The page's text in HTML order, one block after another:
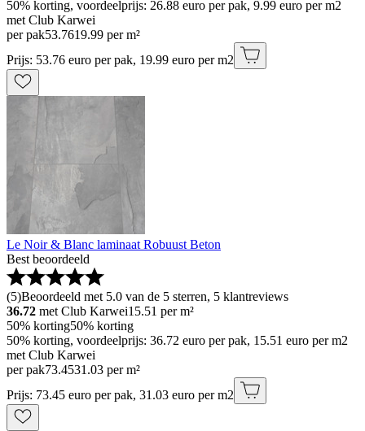
50% korting, voordeelprijs: 26.88 euro per pak, 9.99 euro per m2
met Club Karwei
per pak53.7619.99 per m²
Prijs: 53.76 euro per pak, 19.99 euro per m2
Le Noir & Blanc laminaat Robuust Beton
Best beoordeeld
(5)Beoordeeld met 5.0 van de 5 sterren, 5 klantreviews
36.72 met Club Karwei15.51 per m²
50% korting50% korting
50% korting, voordeelprijs: 36.72 euro per pak, 15.51 euro per m2
met Club Karwei
per pak73.4531.03 per m²
Prijs: 73.45 euro per pak, 31.03 euro per m2